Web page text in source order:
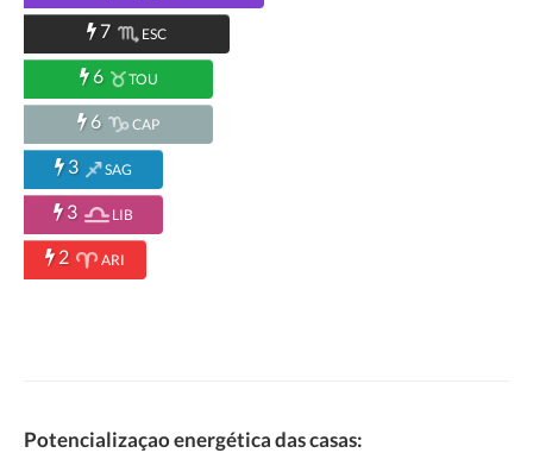
7 ESC
6 TOU
6 CAP
3 SAG
3 LIB
2 ARI
Potencializaçao energética das casas: